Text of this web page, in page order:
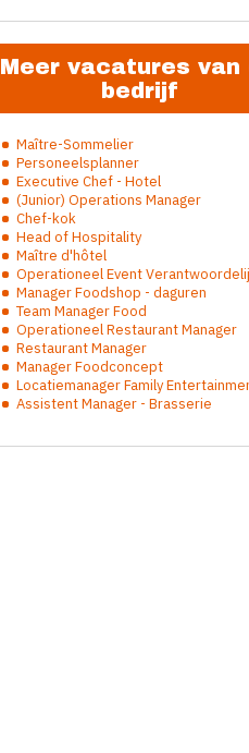
Meer vacatures van
bedrijf
Maître-Sommelier
Personeelsplanner
Executive Chef - Hotel
(Junior) Operations Manager
Chef-kok
Head of Hospitality
Maître d'hôtel
Operationeel Event
Manager Foodshop - daguren
Team Manager Food
Operationeel Restaurant Manager
Restaurant Manager
Manager Foodconcept
Locatiemanager Family
Assistent Manager - Brasserie